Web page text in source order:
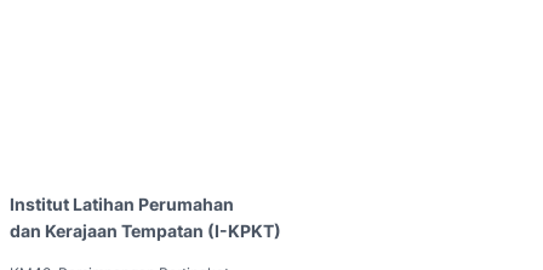
Institut Latihan Perumahan
dan Kerajaan Tempatan (I-KPKT)